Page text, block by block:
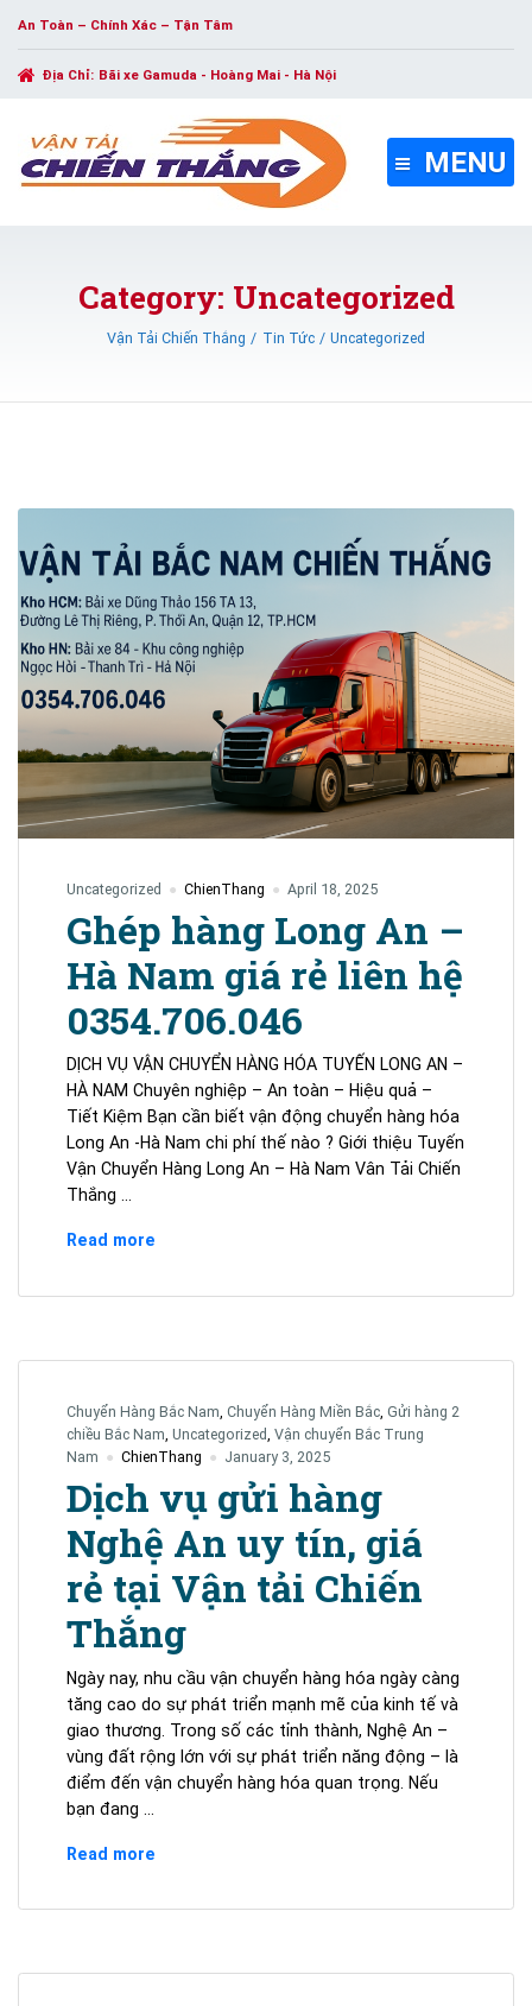
An Toàn – Chính Xác – Tận Tâm
Địa Chỉ: Bãi xe Gamuda - Hoàng Mai - Hà Nội
MENU
Category: Uncategorized
Vận Tải Chiến Thắng Tin Tức Uncategorized
Uncategorized ChienThang April 18, 2025
Ghép hàng Long An –
Hà Nam giá rẻ liên hệ
0354.706.046
DỊCH VỤ VẬN CHUYỂN HÀNG HÓA TUYẾN LONG AN –
HÀ NAM Chuyên nghiệp – An toàn – Hiệu quả –
Tiết Kiệm Bạn cần biết vận động chuyển hàng hóa
Long An -Hà Nam chi phí thế nào ? Giới thiệu Tuyến
Vận Chuyển Hàng Long An – Hà Nam Vân Tải Chiến
Thắng …
Read more
Long
giá
rẻ
hệ
0354.706.046
Chuyển Hàng Bắc Nam, Chuyển Hàng Miền Bắc, Gửi hàng 2
chiều Bắc Nam, Uncategorized, Vận chuyển Bắc Trung
Nam
ChienThang January 3, 2025
Dịch vụ gửi hàng
Nghệ An uy tín, giá
rẻ tại Vận tải Chiến
Thắng
Ngày nay, nhu cầu vận chuyển hàng hóa ngày càng
tăng cao do sự phát triển mạnh mẽ của kinh tế và
giao thương. Trong số các tỉnh thành, Nghệ An –
vùng đất rộng lớn với sự phát triển năng động – là
điểm đến vận chuyển hàng hóa quan trọng. Nếu
bạn đang …
Read more
gửi